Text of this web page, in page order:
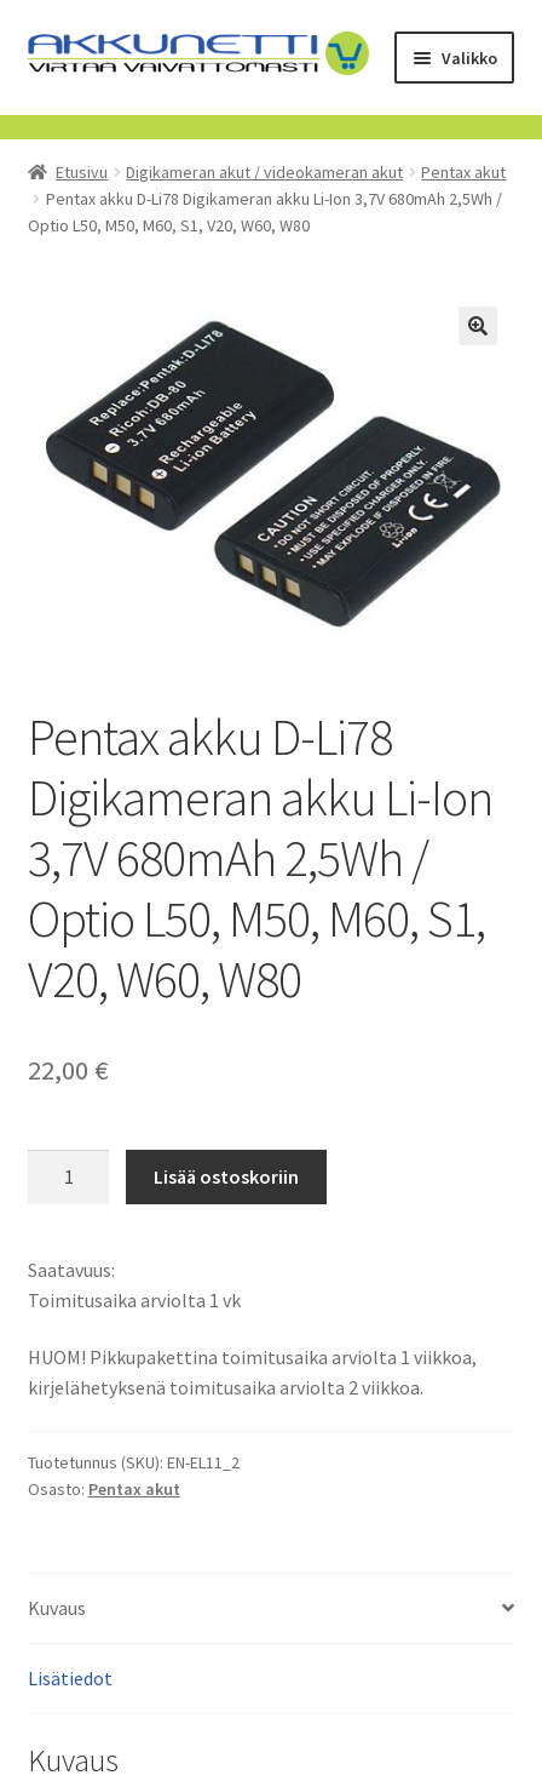
Siirry
navigointiin
Siirry
sisältöön
Valikko
Kauppa
Tietoa meistä
POISTUVAT TUOTTEET
Etusivu Digikameran akut / videokameran akut
Pentax akut
Pentax akku D-Li78 Digikameran akku Li-Ion 3,7V 680mAh 2,5Wh /
Optio L50, M50, M60, S1, V20, W60, W80
Pentax akku D-Li78
Digikameran akku Li-Ion
3,7V 680mAh 2,5Wh /
Optio L50, M50, M60, S1,
V20, W60, W80
22,00 €
Digikameran
akku
Li-
Ion
3,7V
2,5Wh
/
M60,
V20,
määrä
Lisää ostoskoriin
Saatavuus:
Toimitusaika arviolta 1 vk
HUOM! Pikkupakettina toimitusaika arviolta 1 viikkoa,
kirjelähetyksenä toimitusaika arviolta 2 viikkoa.
Tuotetunnus (SKU): EN-EL11_2
Osasto: Pentax akut
Kuvaus
Lisätiedot
Kuvaus